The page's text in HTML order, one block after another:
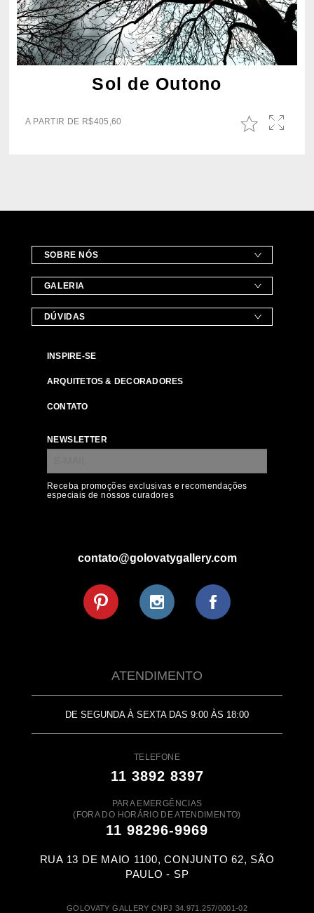
Sol de Outono
A PARTIR DE R$405,60
SOBRE NÓS
GALERIA
DÚVIDAS
INSPIRE-SE
ARQUITETOS & DECORADORES
CONTATO
NEWSLETTER
Receba promoções exclusivas e recomendações
especiais de nossos curadores
contato@golovatygallery.com
ATENDIMENTO
DE SEGUNDA À SEXTA DAS 9:00 ÀS 18:00
TELEFONE
11 3892 8397
PARA EMERGÊNCIAS
(FORA DO HORÁRIO DE ATENDIMENTO)
11 98296-9969
RUA 13 DE MAIO 1100, CONJUNTO 62, SÃO
PAULO - SP
GOLOVATY GALLERY CNPJ 34.971.257/0001-02